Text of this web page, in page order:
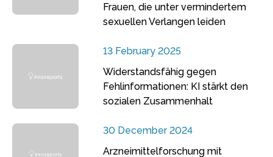
Frauen, die unter vermindertem
sexuellen Verlangen leiden
13 February 2025
Widerstandsfähig gegen
Fehlinformationen: KI stärkt den
sozialen Zusammenhalt
30 December 2024
Arzneimittelforschung mit